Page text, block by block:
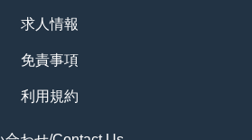
求人情報
免責事項
利用規約